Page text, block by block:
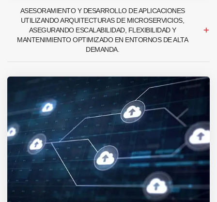
ASESORAMIENTO Y DESARROLLO DE APLICACIONES
UTILIZANDO ARQUITECTURAS DE MICROSERVICIOS,
ASEGURANDO ESCALABILIDAD, FLEXIBILIDAD Y
MANTENIMIENTO OPTIMIZADO EN ENTORNOS DE ALTA
DEMANDA.